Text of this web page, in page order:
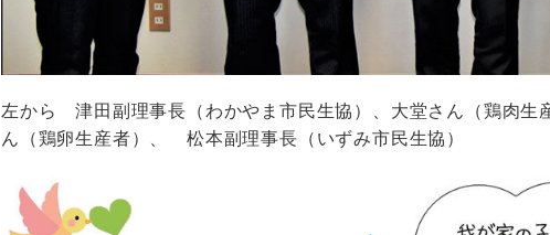
左から 津田副理事長（わかやま市民生協）、大堂さん（鶏肉
ん（鶏卵生産者）、 松本副理事長（いずみ市民生協）